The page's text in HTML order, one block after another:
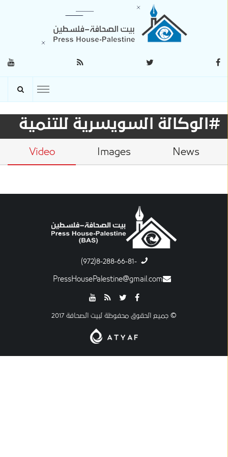
#الوكالة السويسرية للتنمية
News
Images
Video
-8-288-66-81(972)
PressHousePalestine@gmail.com
© جميع الحقوق محفوظة لبيت الصحافة 2017